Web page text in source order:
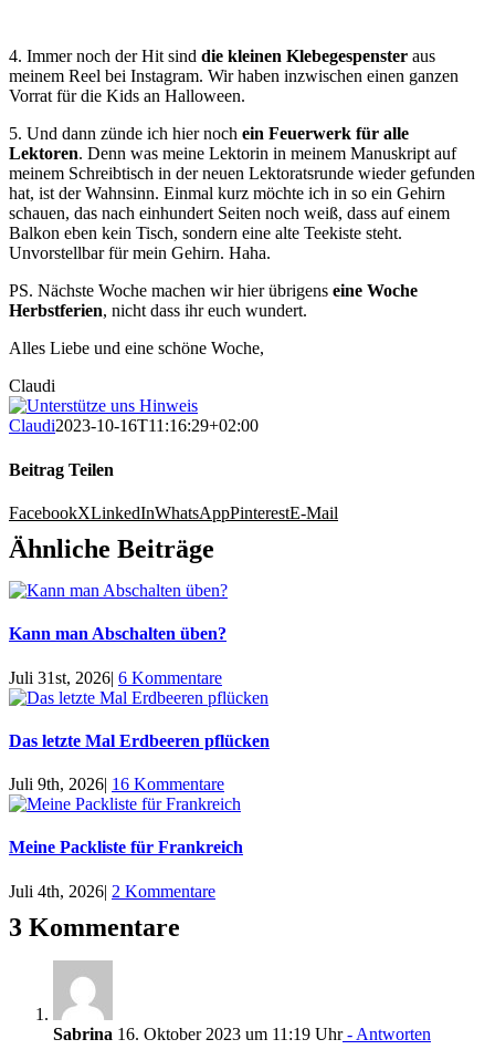
4. Immer noch der Hit sind die kleinen Klebegespenster aus
meinem Reel bei Instagram. Wir haben inzwischen einen ganzen
Vorrat für die Kids an Halloween.
5. Und dann zünde ich hier noch ein Feuerwerk für alle
Lektoren. Denn was meine Lektorin in meinem Manuskript auf
meinem Schreibtisch in der neuen Lektoratsrunde wieder gefunden
hat, ist der Wahnsinn. Einmal kurz möchte ich in so ein Gehirn
schauen, das nach einhundert Seiten noch weiß, dass auf einem
Balkon eben kein Tisch, sondern eine alte Teekiste steht.
Unvorstellbar für mein Gehirn. Haha.
PS. Nächste Woche machen wir hier übrigens eine Woche
Herbstferien, nicht dass ihr euch wundert.
Alles Liebe und eine schöne Woche,
Claudi
Claudi2023-10-16T11:16:29+02:00
Beitrag Teilen
FacebookXLinkedInWhatsAppPinterestE-Mail
Ähnliche Beiträge
Kann man Abschalten üben?
Juli 31st, 2026| 6 Kommentare
Das letzte Mal Erdbeeren pflücken
Juli 9th, 2026| 16 Kommentare
Meine Packliste für Frankreich
Juli 4th, 2026| 2 Kommentare
3 Kommentare
Sabrina 16. Oktober 2023 um 11:19 Uhr- Antworten